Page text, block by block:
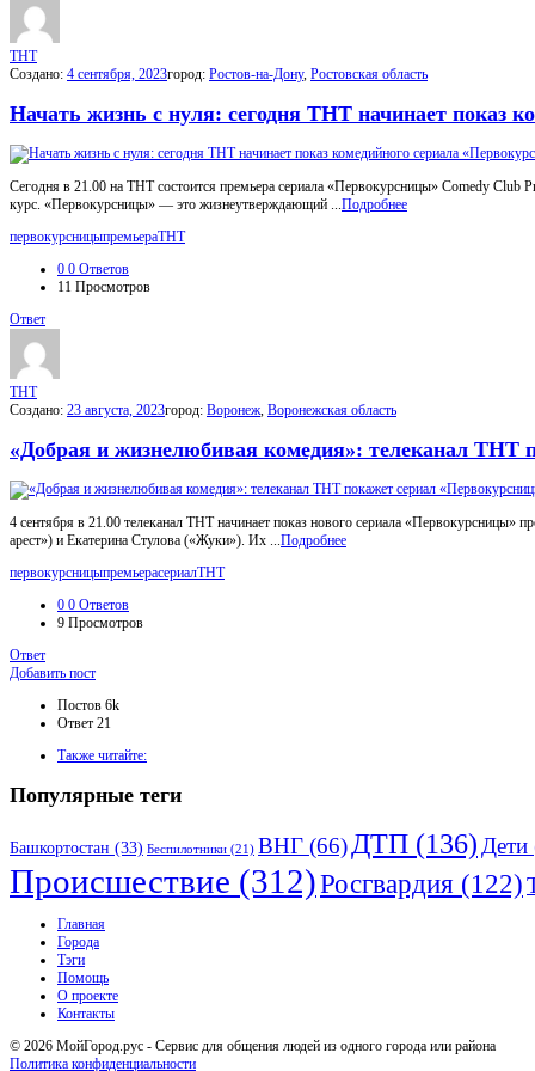
Последний
Посты
THT
Создано: 4 сентября, 2023город: Ростов-на-Дону, Ростовская область
Начать жизнь с нуля: сегодня ТНТ начинает показ
Сегодня в 21.00 на ТНТ состоится премьера сериала «Первокурсницы» Comedy Club
курс. «Первокурсницы» — это жизнеутверждающий ...Подробнее
первокурсницыпремьераТНТ
0 0 Ответов
11 Просмотров
Ответ
THT
Создано: 23 августа, 2023город: Воронеж, Воронежская область
«Добрая и жизнелюбивая комедия»: телеканал ТНТ
4 сентября в 21.00 телеканал ТНТ начинает показ нового сериала
арест») и Екатерина Стулова («Жуки»). Их ...Подробнее
первокурсницыпремьерасериалТНТ
0 0 Ответов
9 Просмотров
Ответ
Боковая
Добавить пост
Статистика
Постов 6k
Ответ 21
Также читайте:
Популярные теги
Башкортостан (33) Беспилотники (21) ВНГ (66) ДТП (136) Дети
Происшествие (312)Росгвардия (122)
Исследовать
Главная
Города
Тэги
Помощь
О проекте
Контакты
© 2026 МойГород.рус - Cервис для общения людей из одного города или района
Политика конфиденциальности